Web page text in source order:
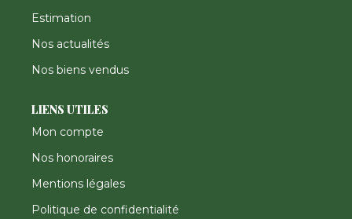
Estimation
Nos actualités
Nos biens vendus
LIENS UTILES
Mon compte
Nos honoraires
Mentions légales
Politique de confidentialité